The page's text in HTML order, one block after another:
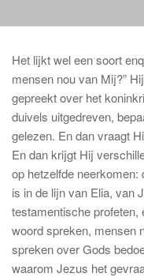
Het lijkt wel een soort
mensen nou van Mij?”
gepreekt over het
duivels uitgedreven,
gelezen. En dan vraagt
En dan krijgt Hij
op hetzelfde
is in de lijn van Elia, van
testamentische profeten,
woord spreken, mensen
spreken over Gods
waarom Jezus het